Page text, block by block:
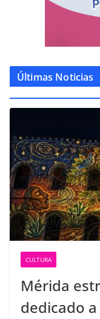
Últimas Noticias
CULTURA
Mérida
dedicado